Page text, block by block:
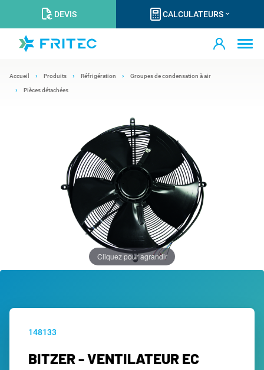
DEVIS CALCULATEURS
Accueil Produits Réfrigération Groupes de condensation à air
Pièces détachées
Cliquez pour agrandir
148133
BITZER - VENTILATEUR EC